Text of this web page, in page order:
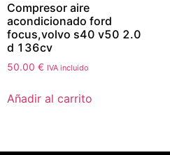
Compresor aire
acondicionado ford
focus,volvo s40 v50 2.0
d 136cv
50.00 € IVA incluido
Añadir al carrito